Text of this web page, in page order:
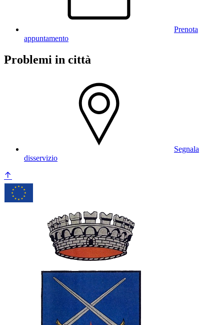
Prenota
appuntamento
Problemi in città
Segnala
disservizio